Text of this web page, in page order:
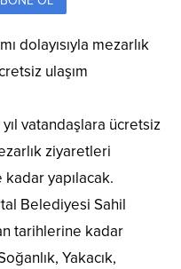
dolayısıyla mezarlık
ulaşım
vatandaşlara ücretsiz
ziyaretleri
kadar yapılacak.
Belediyesi Sahil
tarihlerine kadar
Yakacık,